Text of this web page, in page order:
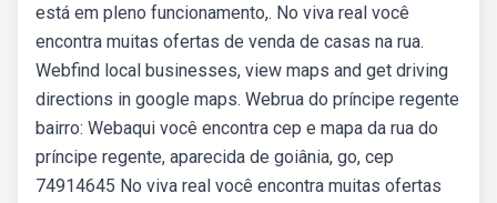
está em pleno funcionamento,. No viva real você
encontra muitas ofertas de venda de casas na rua.
Webfind local businesses, view maps and get driving
directions in google maps. Webrua do príncipe regente
bairro: Webaqui você encontra cep e mapa da rua do
príncipe regente, aparecida de goiânia, go, cep
74914645 No viva real você encontra muitas ofertas